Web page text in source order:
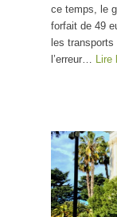
ce temps, le
forfait de 49
les
l’erreur…